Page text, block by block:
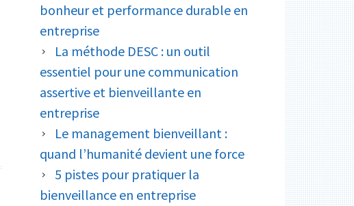
bonheur et performance durable en
entreprise
La méthode DESC : un outil
essentiel pour une communication
assertive et bienveillante en
entreprise
Le management bienveillant :
quand l’humanité devient une force
5 pistes pour pratiquer la
bienveillance en entreprise